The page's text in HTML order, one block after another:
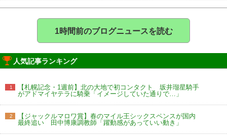
1時間前のブログニュースを読む
人気記事ランキング
1
【札幌記念・1週前】北の大地で初コンタクト 坂井瑠星騎手
がアドマイヤテラに騎乗「イメージしていた通りで…」
2
【ジャックルマロワ賞】春のマイル王シックスペンスが国内
最終追い 田中博康調教師「躍動感があっていい動き」